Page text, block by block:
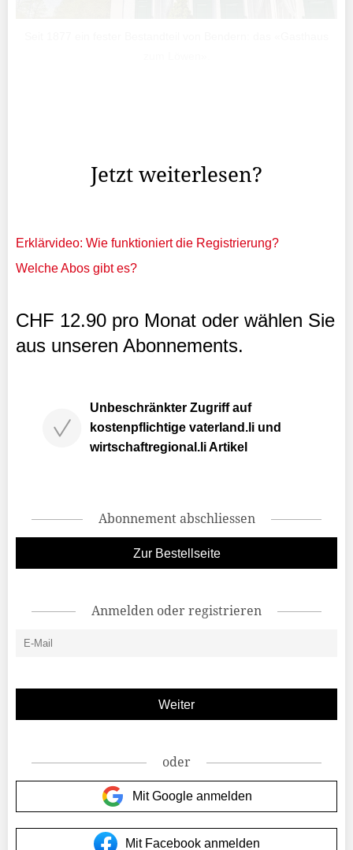
Jetzt weiterlesen?
Erklärvideo: Wie funktioniert die Registrierung?
Welche Abos gibt es?
CHF 12.90 pro Monat oder wählen Sie
aus unseren Abonnements.
Unbeschränkter Zugriff auf
kostenpflichtige vaterland.li und
wirtschaftregional.li Artikel
Abonnement abschliessen
Zur Bestellseite
Anmelden oder registrieren
oder
Mit Google anmelden
Mit Facebook anmelden